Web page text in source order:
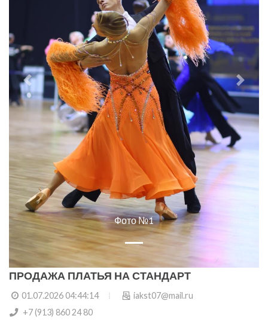
Фото №1
Previous Next
ПРОДАЖА ПЛАТЬЯ НА СТАНДАРТ
01.07.2026 04:44:14
iakst07@mail.ru
+7 (913) 860 24 80